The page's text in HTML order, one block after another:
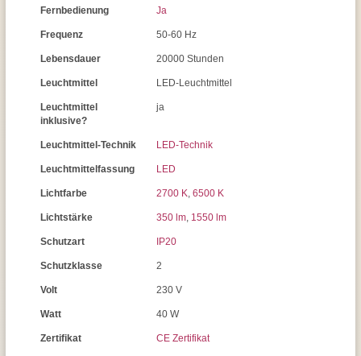
Fernbedienung Ja
Frequenz 50-60 Hz
Lebensdauer 20000 Stunden
Leuchtmittel LED-Leuchtmittel
Leuchtmittel
inklusive?
ja
Leuchtmittel-Technik LED-Technik
Leuchtmittelfassung LED
Lichtfarbe 2700 K, 6500 K
Lichtstärke 350 lm, 1550 lm
Schutzart IP20
Schutzklasse 2
Volt 230 V
Watt 40 W
Zertifikat CE Zertifikat